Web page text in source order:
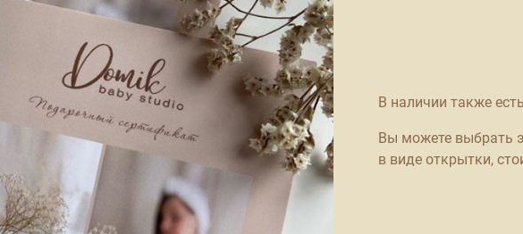
В наличии также
Вы можете выбрать
в виде открытки,